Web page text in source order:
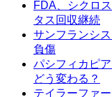
FDA、シクロ
タス回収継続
サンフランシ
負傷
パシフィカピ
どう変わる？
テイラーファ